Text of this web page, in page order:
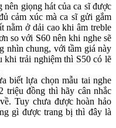
nên giọng hát của ca sĩ được
cảm xúc mà ca sĩ gửi gắm
nằm ở dải cao khi âm treble
so với S60 nên khi nghe sẽ
nhìn chung, với tầm giá này
khi trải nghiệm thì S50 có lẽ
biết lựa chọn mẫu tai nghe
triệu đồng thì hãy cân nhắc
Tuy chưa được hoàn hảo
gì được trang bị thì đây là